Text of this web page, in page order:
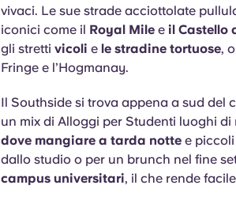
vivaci. Le sue strade acciottolate
iconici come il Royal Mile e il Castello
gli stretti vicoli e le stradine tortuose,
Fringe e l’Hogmanay.
Il Southside si trova appena a sud del
un mix di Alloggi per Studenti luoghi di
dove mangiare a tarda notte e piccoli
dallo studio o per un brunch nel fine
campus universitari, il che rende